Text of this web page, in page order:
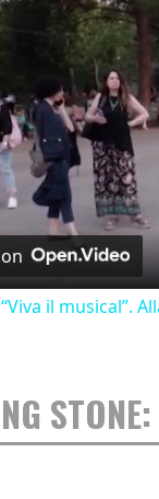
il musical”.